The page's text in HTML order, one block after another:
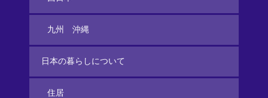
九州 沖縄
日本の暮らしについて
住居